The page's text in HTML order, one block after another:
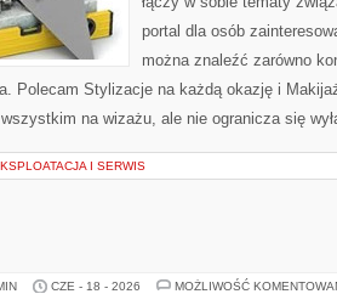
portal dla osób
można znaleźć zarówno
Polecam Stylizacje na każdą okazję i
na wizażu, ale nie ogranicza się
I SERWIS
CZE - 18 - 2026 MOŻLIWOŚĆ